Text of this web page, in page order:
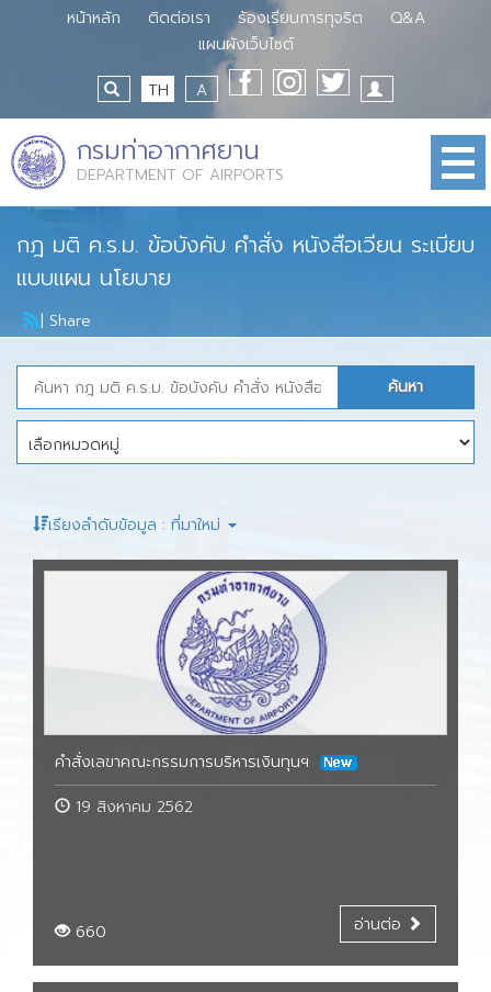
หน้าหลัก ติดต่อเรา ร้องเรียนการทุจริต
Q&A
แผนผังเว็บไซต์
TH
A
กรมท่าอากาศยาน
DEPARTMENT OF AIRPORTS
กฎ มติ ค.ร.ม. ข้อบังคับ คำสั่ง หนังสือเวียน ระเบียบ
แบบแผน นโยบาย
| Share
เรียงลำดับข้อมูล : ที่มาใหม่
คำสั่งเลขาคณะกรรมการบริหารเงินทุนฯ
19 สิงหาคม 2562
660 อ่านต่อ